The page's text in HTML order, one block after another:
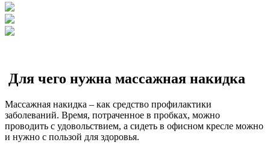
Для чего нужна массажная накидка
Массажная накидка – как средство профилактики
заболеваний. Время, потраченное в пробках, можно
проводить с удовольствием, а сидеть в офисном кресле можно
и нужно с пользой для здоровья.